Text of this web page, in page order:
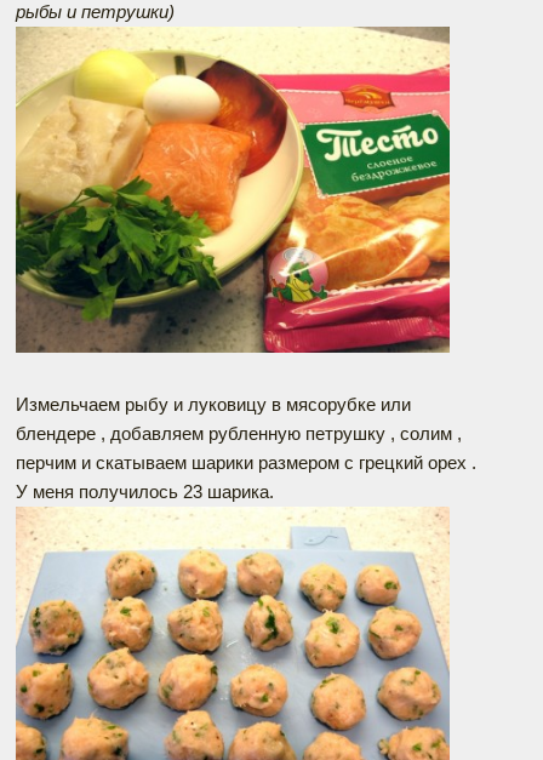
рыбы и петрушки)
Измельчаем рыбу и луковицу в мясорубке или
блендере , добавляем рубленную петрушку , солим ,
перчим и скатываем шарики размером с грецкий орех .
У меня получилось 23 шарика.